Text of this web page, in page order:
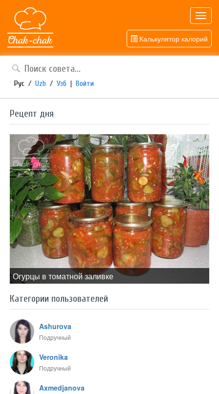
Калькулятор калорий
Рус / Uzb / Узб | Войти
Рецепт дня
Огурцы в томатной заливке
Категории пользователей
Ashurova
Подручный
Veronika
Подручный
Axmedjanova